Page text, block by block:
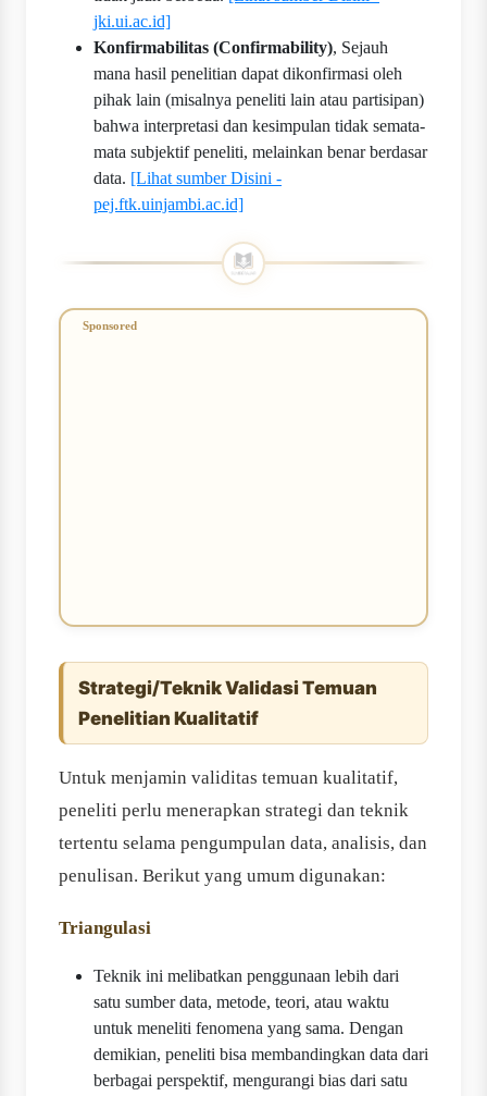
jki.ui.ac.id]
Konfirmabilitas (Confirmability), Sejauh
mana hasil penelitian dapat dikonfirmasi oleh
pihak lain (misalnya peneliti lain atau partisipan)
bahwa interpretasi dan kesimpulan tidak semata-
mata subjektif peneliti, melainkan benar berdasar
data. [Lihat sumber Disini -
pej.ftk.uinjambi.ac.id]
Strategi/Teknik Validasi Temuan
Penelitian Kualitatif
Untuk menjamin validitas temuan kualitatif,
peneliti perlu menerapkan strategi dan teknik
tertentu selama pengumpulan data, analisis, dan
penulisan. Berikut yang umum digunakan:
Triangulasi
Teknik ini melibatkan penggunaan lebih dari
satu sumber data, metode, teori, atau waktu
untuk meneliti fenomena yang sama. Dengan
demikian, peneliti bisa membandingkan data dari
berbagai perspektif, mengurangi bias dari satu